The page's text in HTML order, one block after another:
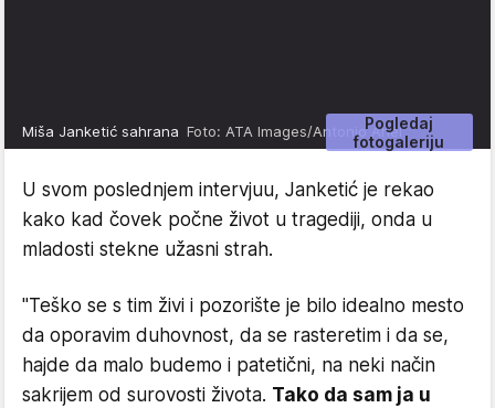
Pogledaj
fotogaleriju
Miša Janketić sahrana Foto: ATA Images/Antonio Ahel
U svom poslednjem intervjuu, Janketić je rekao
kako kad čovek počne život u tragediji, onda u
mladosti stekne užasni strah.
"Teško se s tim živi i pozorište je bilo idealno mesto
da oporavim duhovnost, da se rasteretim i da se,
hajde da malo budemo i patetični, na neki način
sakrijem od surovosti života. Tako da sam ja u